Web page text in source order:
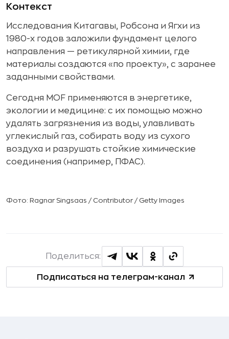
Контекст
Исследования Китагавы, Робсона и Ягхи из
1980-х годов заложили фундамент целого
направления — ретикулярной химии, где
материалы создаются «по проекту», с заранее
заданными свойствами.
Сегодня MOF применяются в энергетике,
экологии и медицине: с их помощью можно
удалять загрязнения из воды, улавливать
углекислый газ, собирать воду из сухого
воздуха и разрушать стойкие химические
соединения (например, ПФАС).
Фото: Ragnar Singsaas / Contributor / Getty Images
Подписаться на телеграм-канал
Поделиться: